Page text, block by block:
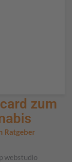
zum
Ratgeber
webstudio